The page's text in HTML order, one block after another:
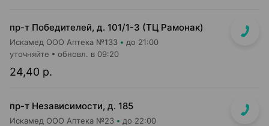
пр-т Победителей, д. 101/1-3 (ТЦ Рамонак)
Искамед ООО Аптека №133 до 21:00
24,40 р.
уточняйте обновл. в 09:20
пр-т Независимости, д. 185
Искамед ООО Аптека №23 до 22:00